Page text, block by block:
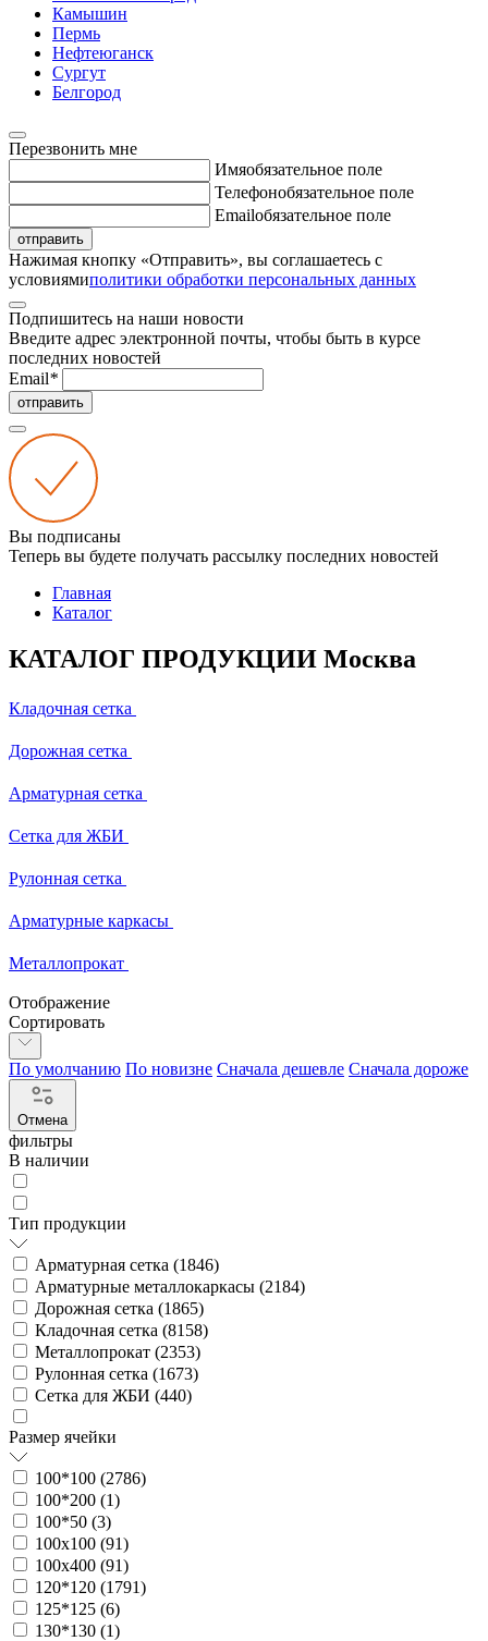
Камышин
Пермь
Нефтеюганск
Сургут
Белгород
Перезвонить мне
Имяобязательное поле
Телефонобязательное поле
Emailобязательное поле
отправить
Нажимая кнопку «Отправить», вы соглашаетесь с
условиямиполитики обработки персональных данных
Подпишитесь на наши новости
Введите адрес электронной почты, чтобы быть в курсе
последних новостей
Email*
отправить
Вы подписаны
Теперь вы будете получать рассылку последних новостей
Главная
Каталог
КАТАЛОГ ПРОДУКЦИИ Москва
Кладочная сетка
Дорожная сетка
Арматурная сетка
Сетка для ЖБИ
Рулонная сетка
Арматурные каркасы
Металлопрокат
Отображение
Сортировать
По умолчанию По новизне Сначала дешевле Сначала дороже
Отмена
фильтры
В наличии
Тип продукции
Арматурная сетка (1846)
Арматурные металлокаркасы (2184)
Дорожная сетка (1865)
Кладочная сетка (8158)
Металлопрокат (2353)
Рулонная сетка (1673)
Сетка для ЖБИ (440)
Размер ячейки
100*100 (2786)
100*200 (1)
100*50 (3)
100х100 (91)
100х400 (91)
120*120 (1791)
125*125 (6)
130*130 (1)